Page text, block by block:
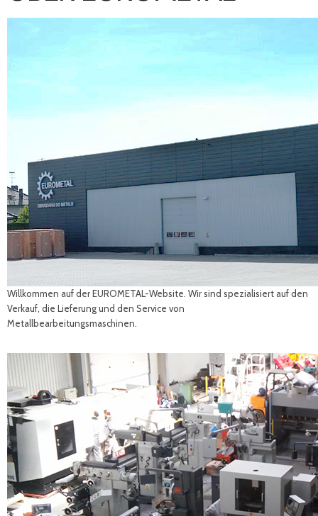
Willkommen auf der EUROMETAL-Website. Wir sind spezialisiert auf den
Verkauf, die Lieferung und den Service von
Metallbearbeitungsmaschinen.